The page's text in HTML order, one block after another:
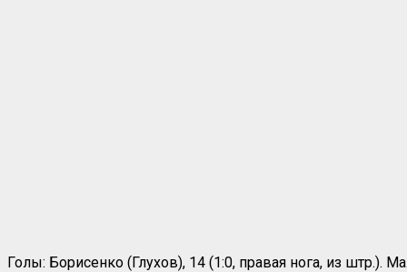
Голы: Борисенко (Глухов), 14 (1:0, правая нога, из штр.).